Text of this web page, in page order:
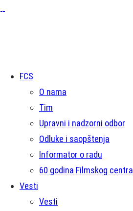
FCS
O nama
Tim
Upravni i nadzorni odbor
Odluke i saopštenja
Informator o radu
60 godina Filmskog centra
Vesti
Vesti